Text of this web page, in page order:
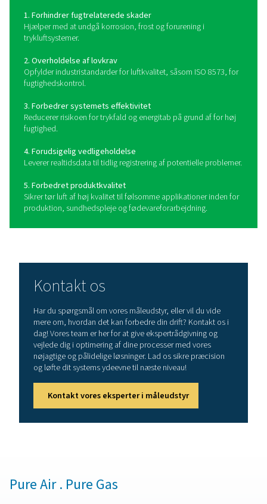
Hvordan fungerer
dugpunktsmålere?
Dugpunktsmålere måler den temperatur, hvorved fugt
eller gas kondenserer til væske. De bruger
sensorteknologi, såsom kapacitive, kølede spejl-
præcise dugpunktsaflæsninger. Nogle målere tilbyder
displays, fjernovervågning og
operatørerne kan spore tendenser og reagere
ændringer i luftkvaliteten. Ved kontinuerligt at